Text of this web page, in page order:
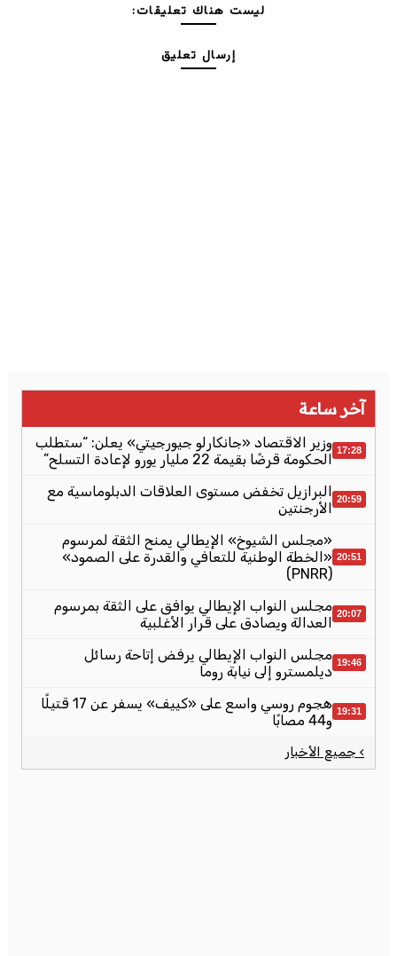
ليست هناك تعليقات:
إرسال تعليق
آخر ساعة
17:28 وزير الاقتصاد «جانكارلو جيورجيتي» يعلن: “ستطلب
الحكومة قرضًا بقيمة 22 مليار يورو لإعادة التسلح”
20:59 البرازيل تخفض مستوى العلاقات الدبلوماسية مع
الأرجنتين
20:51
«مجلس الشيوخ» الإيطالي يمنح الثقة لمرسوم
«الخطة الوطنية للتعافي والقدرة على الصمود»
(PNRR)
20:07 مجلس النواب الإيطالي يوافق على الثقة بمرسوم
العدالة ويصادق على قرار الأغلبية
19:46 مجلس النواب الإيطالي يرفض إتاحة رسائل
ديلمسترو إلى نيابة روما
19:31
هجوم روسي واسع على «كييف» يسفر عن 17 قتيلًا
و44 مصابًا
› جميع الأخبار